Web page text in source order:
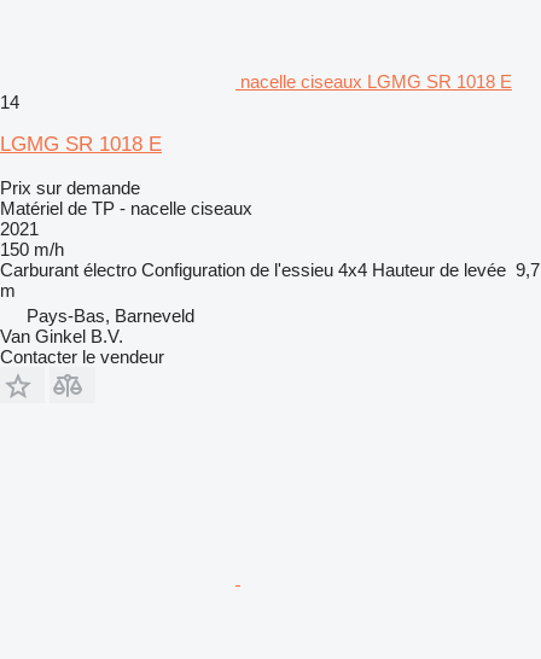
nacelle ciseaux LGMG SR 1018 E
14
LGMG SR 1018 E
Prix sur demande
Matériel de TP - nacelle ciseaux
2021
150 m/h
Carburant électro Configuration de l'essieu 4x4 Hauteur de levée 9,7
m
Pays-Bas, Barneveld
Van Ginkel B.V.
Contacter le vendeur